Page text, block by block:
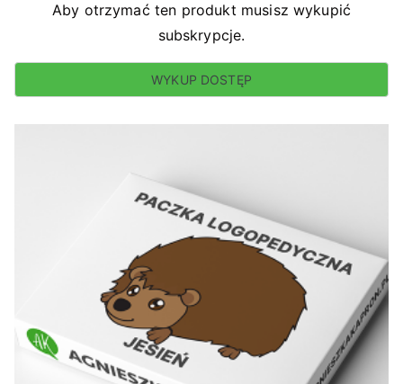
Aby otrzymać ten produkt musisz wykupić
subskrypcje.
WYKUP DOSTĘP